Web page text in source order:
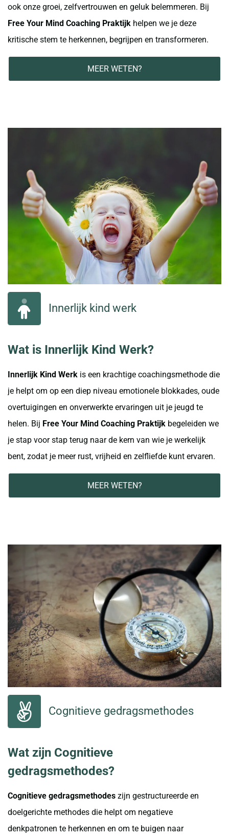
ook onze groei, zelfvertrouwen en geluk belemmeren. Bij
Free Your Mind Coaching Praktijk helpen we je deze
kritische stem te herkennen, begrijpen en transformeren.
MEER WETEN?
Innerlijk kind werk
Wat is Innerlijk Kind Werk?
Innerlijk Kind Werk is een krachtige coachingsmethode die
je helpt om op een diep niveau emotionele blokkades, oude
overtuigingen en onverwerkte ervaringen uit je jeugd te
helen. Bij Free Your Mind Coaching Praktijk begeleiden we
je stap voor stap terug naar de kern van wie je werkelijk
bent, zodat je meer rust, vrijheid en zelfliefde kunt ervaren.
MEER WETEN?
Cognitieve gedragsmethodes
Wat zijn Cognitieve
gedragsmethodes?
Cognitieve gedragsmethodes zijn gestructureerde en
doelgerichte methodes die helpt om negatieve
denkpatronen te herkennen en om te buigen naar